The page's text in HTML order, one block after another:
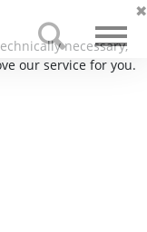
✖
necessary,
our service for you.
EN